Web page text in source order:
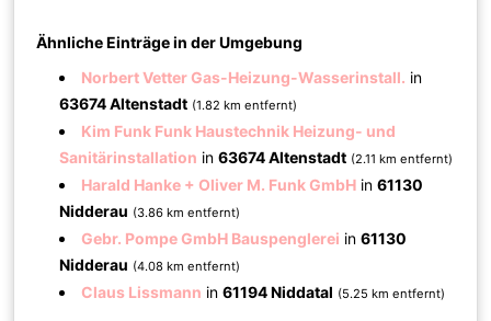
Ähnliche Einträge in der Umgebung
Norbert Vetter Gas-Heizung-Wasserinstall. in
63674 Altenstadt (1.82 km entfernt)
Kim Funk Funk Haustechnik Heizung- und
Sanitärinstallation in63674 Altenstadt (2.11 km entfernt)
Harald Hanke + Oliver M. Funk GmbH in61130
Nidderau (3.86 km entfernt)
Gebr. Pompe GmbH Bauspenglerei in61130
Nidderau (4.08 km entfernt)
Claus Lissmann in61194 Niddatal (5.25 km entfernt)